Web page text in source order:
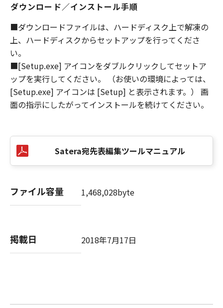
ダウンロード／インストール手順
■ダウンロードファイルは、ハードディスク上で解凍の
上、ハードディスクからセットアップを行ってくださ
い。
■[Setup.exe] アイコンをダブルクリックしてセットア
ップを実行してください。 （お使いの環境によっては、
[Setup.exe] アイコンは [Setup] と表示されます。） 画
面の指示にしたがってインストールを続けてください。
Satera宛先表編集ツールマニュアル
ファイル容量 1,468,028byte
掲載日 2018年7月17日